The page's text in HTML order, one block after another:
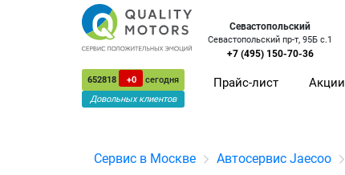
652818 +0
сегодня
Довольных клиентов
Севастопольский
Севастопольский пр-т, 95Б с.1
+7 (495) 150-70-36
Прайс-лист Акции
Сервис в Москве Автосервис Jaecoo